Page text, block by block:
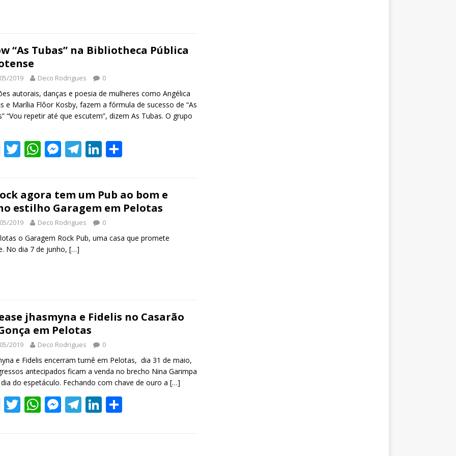
“As Tubas” na Bibliotheca Pública
2019 Deco Rodrigues 0
autorais, danças e poesia de mulheres como Angélica
e Marília Flôor Kosby, fazem a fórmula de sucesso de “As
“Vou repetir até que escutem”, dizem As Tubas. O grupo
F
ac
b
o
o
k
T
w
er
W
h
s
A
p
p
M
e
e
n
g
er
T
el
gr
a
m
Li
n
e
dI
n
e
agora tem um Pub ao bom e
estilho Garagem em Pelotas
2019 Deco Rodrigues 0
o Garagem Rock Pub, uma casa que promete
No dia 7 de junho, […]
jhasmyna e Fidelis no Casarão
em Pelotas
2019 Deco Rodrigues 0
e Fidelis encerram turnê em Pelotas, dia 31 de maio,
antecipados ficam a venda no brecho Nina Garimpa
do espetáculo. Fechando com chave de ouro a […]
F
ac
T
w
W
h
M
e
T
el
Li
n